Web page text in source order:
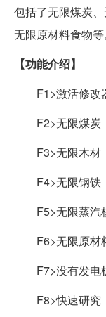
包括了无限煤炭
无限原材料食物等
【功能介绍】
F1>激活修改
F2>无限煤炭
F3>无限木材
F4>无限钢铁
F5>无限蒸汽
F6>无限原材
F7>没有发电
F8>快速研究